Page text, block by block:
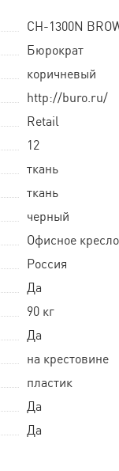
CH-1300N
Бюрократ
коричневый
http://buro.ru/
Retail
12
ткань
ткань
черный
Офисное кресло
Россия
Да
90 кг
Да
на крестовине
пластик
Да
Да